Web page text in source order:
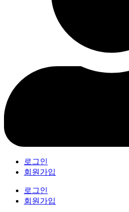
로그인
회원가입
로그인
회원가입